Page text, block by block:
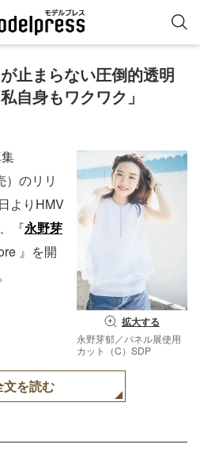
止まらない圧倒的透明
自身もワクワク」
拡大する
永野芽郁／パネル展使用
カット（C）SDP
）のリリ
よりHMV
『永野芽
』を開
文を読む